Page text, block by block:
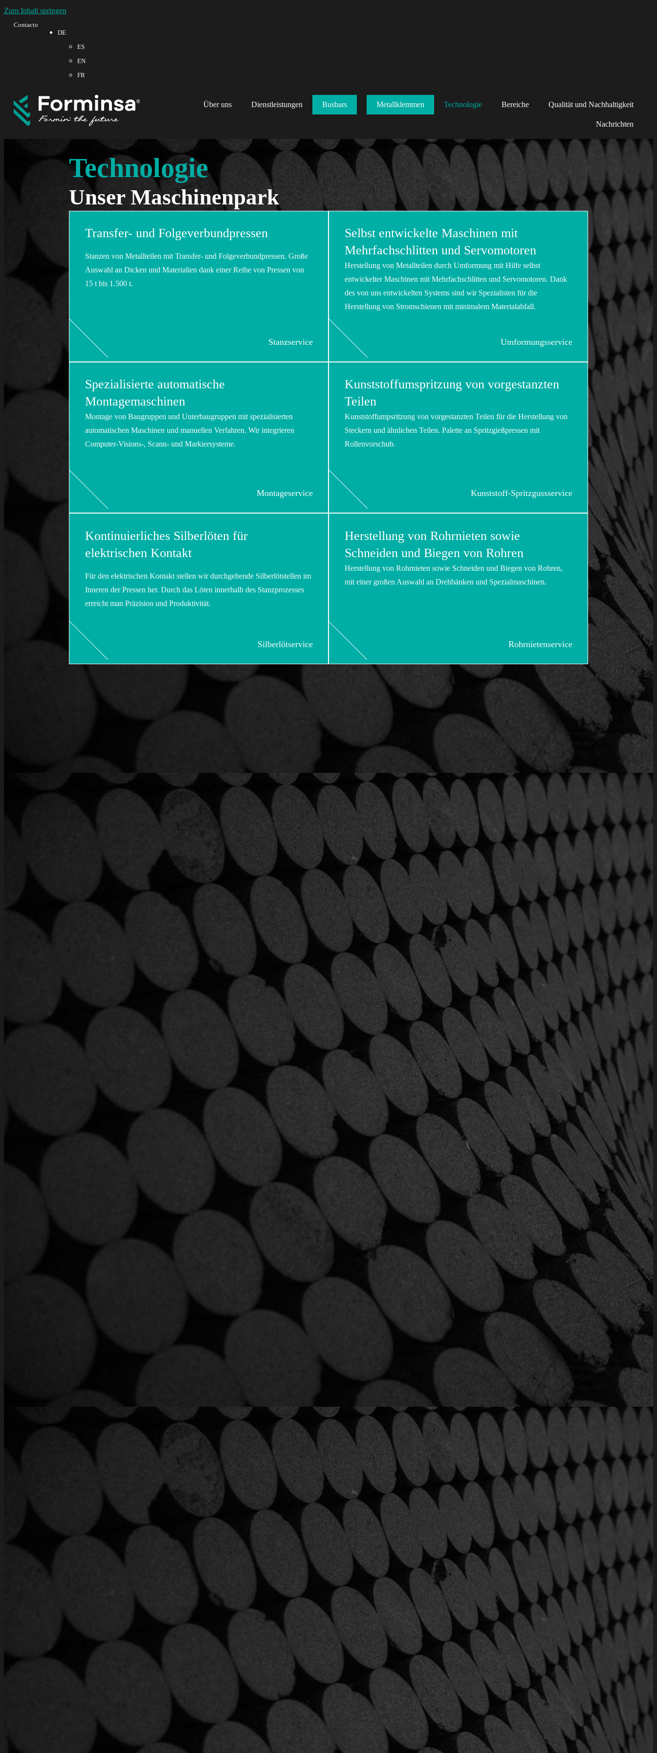
Zum Inhalt springen
Contacto
DE
ES
EN
FR
Über uns Dienstleistungen Busbars Metallklemmen Technologie Bereiche Qualität und Nachhaltigkeit
Nachrichten
Technologie
Unser Maschinenpark
Transfer- und Folgeverbundpressen
Stanzen von Metallteilen mit Transfer- und Folgeverbundpressen. Große
Auswahl an Dicken und Materialien dank einer Reihe von Pressen von
15 t bis 1.500 t.
Stanzservice
Selbst entwickelte Maschinen mit
Mehrfachschlitten und Servomotoren
Herstellung von Metallteilen durch Umformung mit Hilfe selbst
entwickelter Maschinen mit Mehrfachschlitten und Servomotoren. Dank
des von uns entwickelten Systems sind wir Spezialisten für die
Herstellung von Stromschienen mit minimalem Materialabfall.
Umformungsservice
Spezialisierte automatische
Montagemaschinen
Montage von Baugruppen und Unterbaugruppen mit spezialisierten
automatischen Maschinen und manuellen Verfahren. Wir integrieren
Computer-Visions-, Scann- und Markiersysteme.
Montageservice
Kunststoffumspritzung von vorgestanzten
Teilen
Kunststoffumpsritzung von vorgestanzten Teilen für die Herstellung von
Steckern und ähnlichen Teilen. Palette an Spritzgießpressen mit
Rollenvorschub.
Kunststoff-Spritzgussservice
Kontinuierliches Silberlöten für
elektrischen Kontakt
Für den elektrischen Kontakt stellen wir durchgehende Silberlötstellen im
Inneren der Pressen her. Durch das Löten innerhalb des Stanzprozesses
erreicht man Präzision und Produktivität.
Silberlötservice
Herstellung von Rohrnieten sowie
Schneiden und Biegen von Rohren
Herstellung von Rohrnieten sowie Schneiden und Biegen von Rohren,
mit einer großen Auswahl an Drehbänken und Spezialmaschinen.
Rohrnietenservice